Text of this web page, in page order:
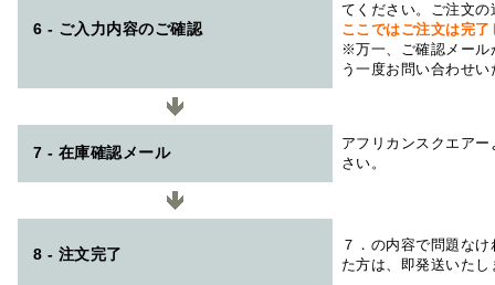
6 - ご入力内容のご確認
てください。ご注文
ここではご注文は完
※万一、ご確認メール
う一度お問い合わせ
7 - 在庫確認メール
アフリカンスクエアー
さい。
8 - 注文完了
７．の内容で問題な
た方は、即発送いたし